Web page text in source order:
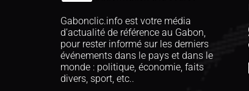
Gabonclic.info est votre média
d’actualité de référence au Gabon,
pour rester informé sur les derniers
événements dans le pays et dans le
monde : politique, économie, faits
divers, sport, etc..